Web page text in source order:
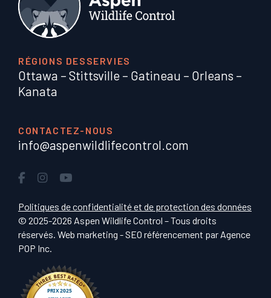
RÉGIONS DESSERVIES
Ottawa – Stittsville – Gatineau – Orleans –
Kanata
CONTACTEZ-NOUS
info@aspenwildlifecontrol.com
Politiques de confidentialité et de protection des données
© 2025-2026 Aspen Wildlife Control – Tous droits
réservés. Web marketing - SEO référencement par Agence
POP Inc.